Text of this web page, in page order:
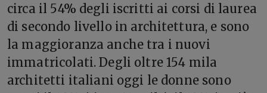
circa il 54% degli iscritti ai corsi di laurea
di secondo livello in architettura, e sono
la maggioranza anche tra i nuovi
immatricolati. Degli oltre 154 mila
architetti italiani oggi le donne sono